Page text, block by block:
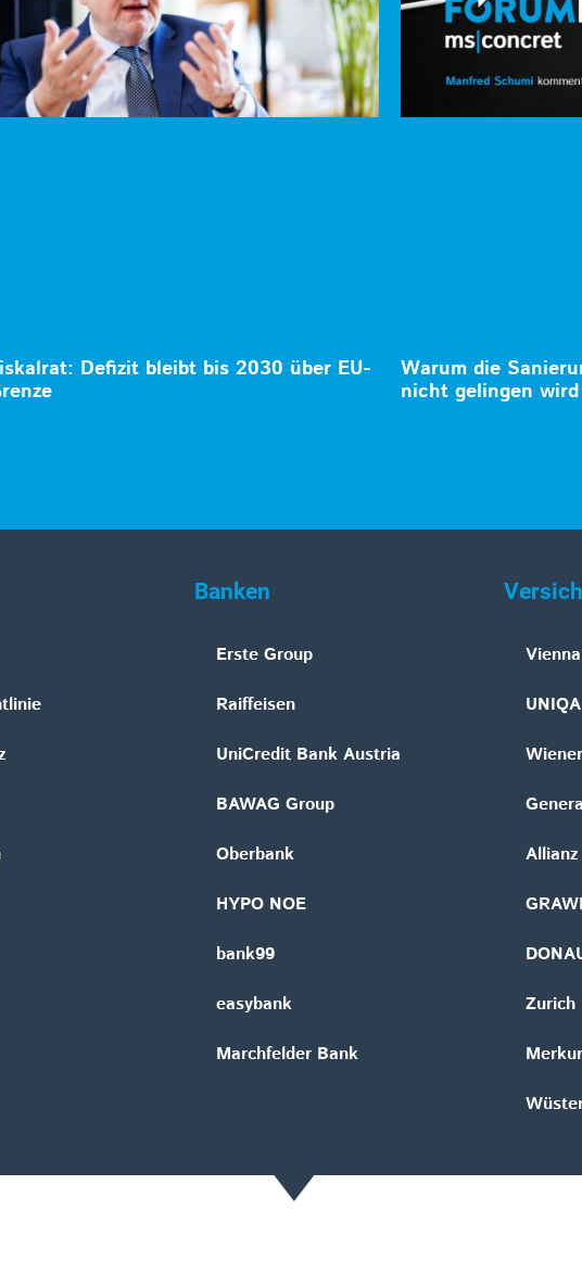
Defizit bleibt bis 2030 über EU-
Warum die
nicht gelingen wird
Banken
Erste Group
Raiffeisen
UniCredit Bank Austria
BAWAG Group
Oberbank
HYPO NOE
bank99
easybank
Marchfelder Bank
UNIQA
Allianz
Zurich